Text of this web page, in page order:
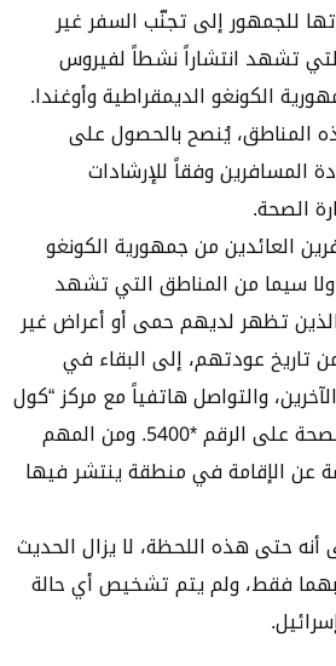
للجمهور إلى تجنّب السفر غير
تشهد انتشاراً نشطاً لفيروس
الكونغو الديمقراطية وأوغندا.
المناطق، يُنصح بالحصول على
المسافرين وفقاً للإرشادات
الصحة.
العائدين من جمهورية الكونغو
ولا سيما من المناطق التي تشهد
تظهر لديهم حمى أو أعراض غير
خلال 21 يوماً من تاريخ عودتهم، إلى البقاء في
والتواصل هاتفياً مع مركز “كول
هبريئوت” التابع لوزارة الصحة على الرقم *5400. ومن المهم
عن الإقامة في منطقة ينتشر فيها
حتى هذه اللحظة، لا يزال الحديث
فقط، ولم يتم تشخيص أي حالة